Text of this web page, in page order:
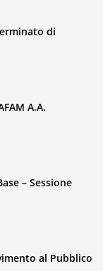
di
A.A.
– Sessione
al Pubblico